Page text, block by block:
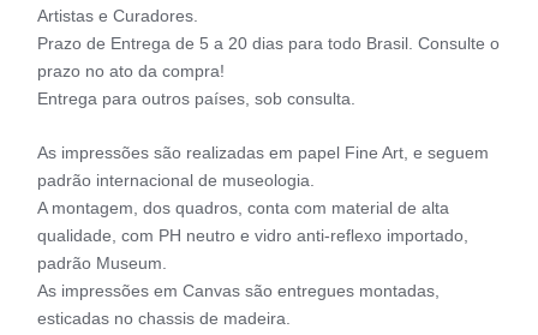
Artistas e Curadores.
Prazo de Entrega de 5 a 20 dias para todo Brasil. Consulte o
prazo no ato da compra!
Entrega para outros países, sob consulta.
As impressões são realizadas em papel Fine Art, e seguem
padrão internacional de museologia.
A montagem, dos quadros, conta com material de alta
qualidade, com PH neutro e vidro anti-reflexo importado,
padrão Museum.
As impressões em Canvas são entregues montadas,
esticadas no chassis de madeira.